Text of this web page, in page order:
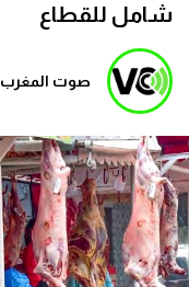
شامل للقطاع
صوت المغرب